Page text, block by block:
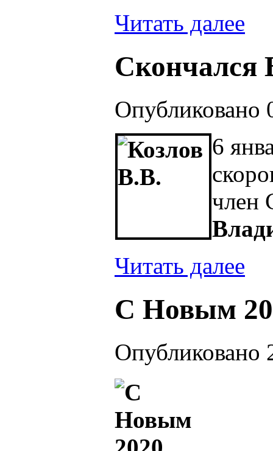
Читать далее
Скончался
Опубликовано
6
член
Читать далее
С Новым
Опубликовано